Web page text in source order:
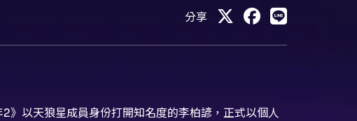
分享
》以天狼星成員身份打開知名度的李柏諺，正式以個人